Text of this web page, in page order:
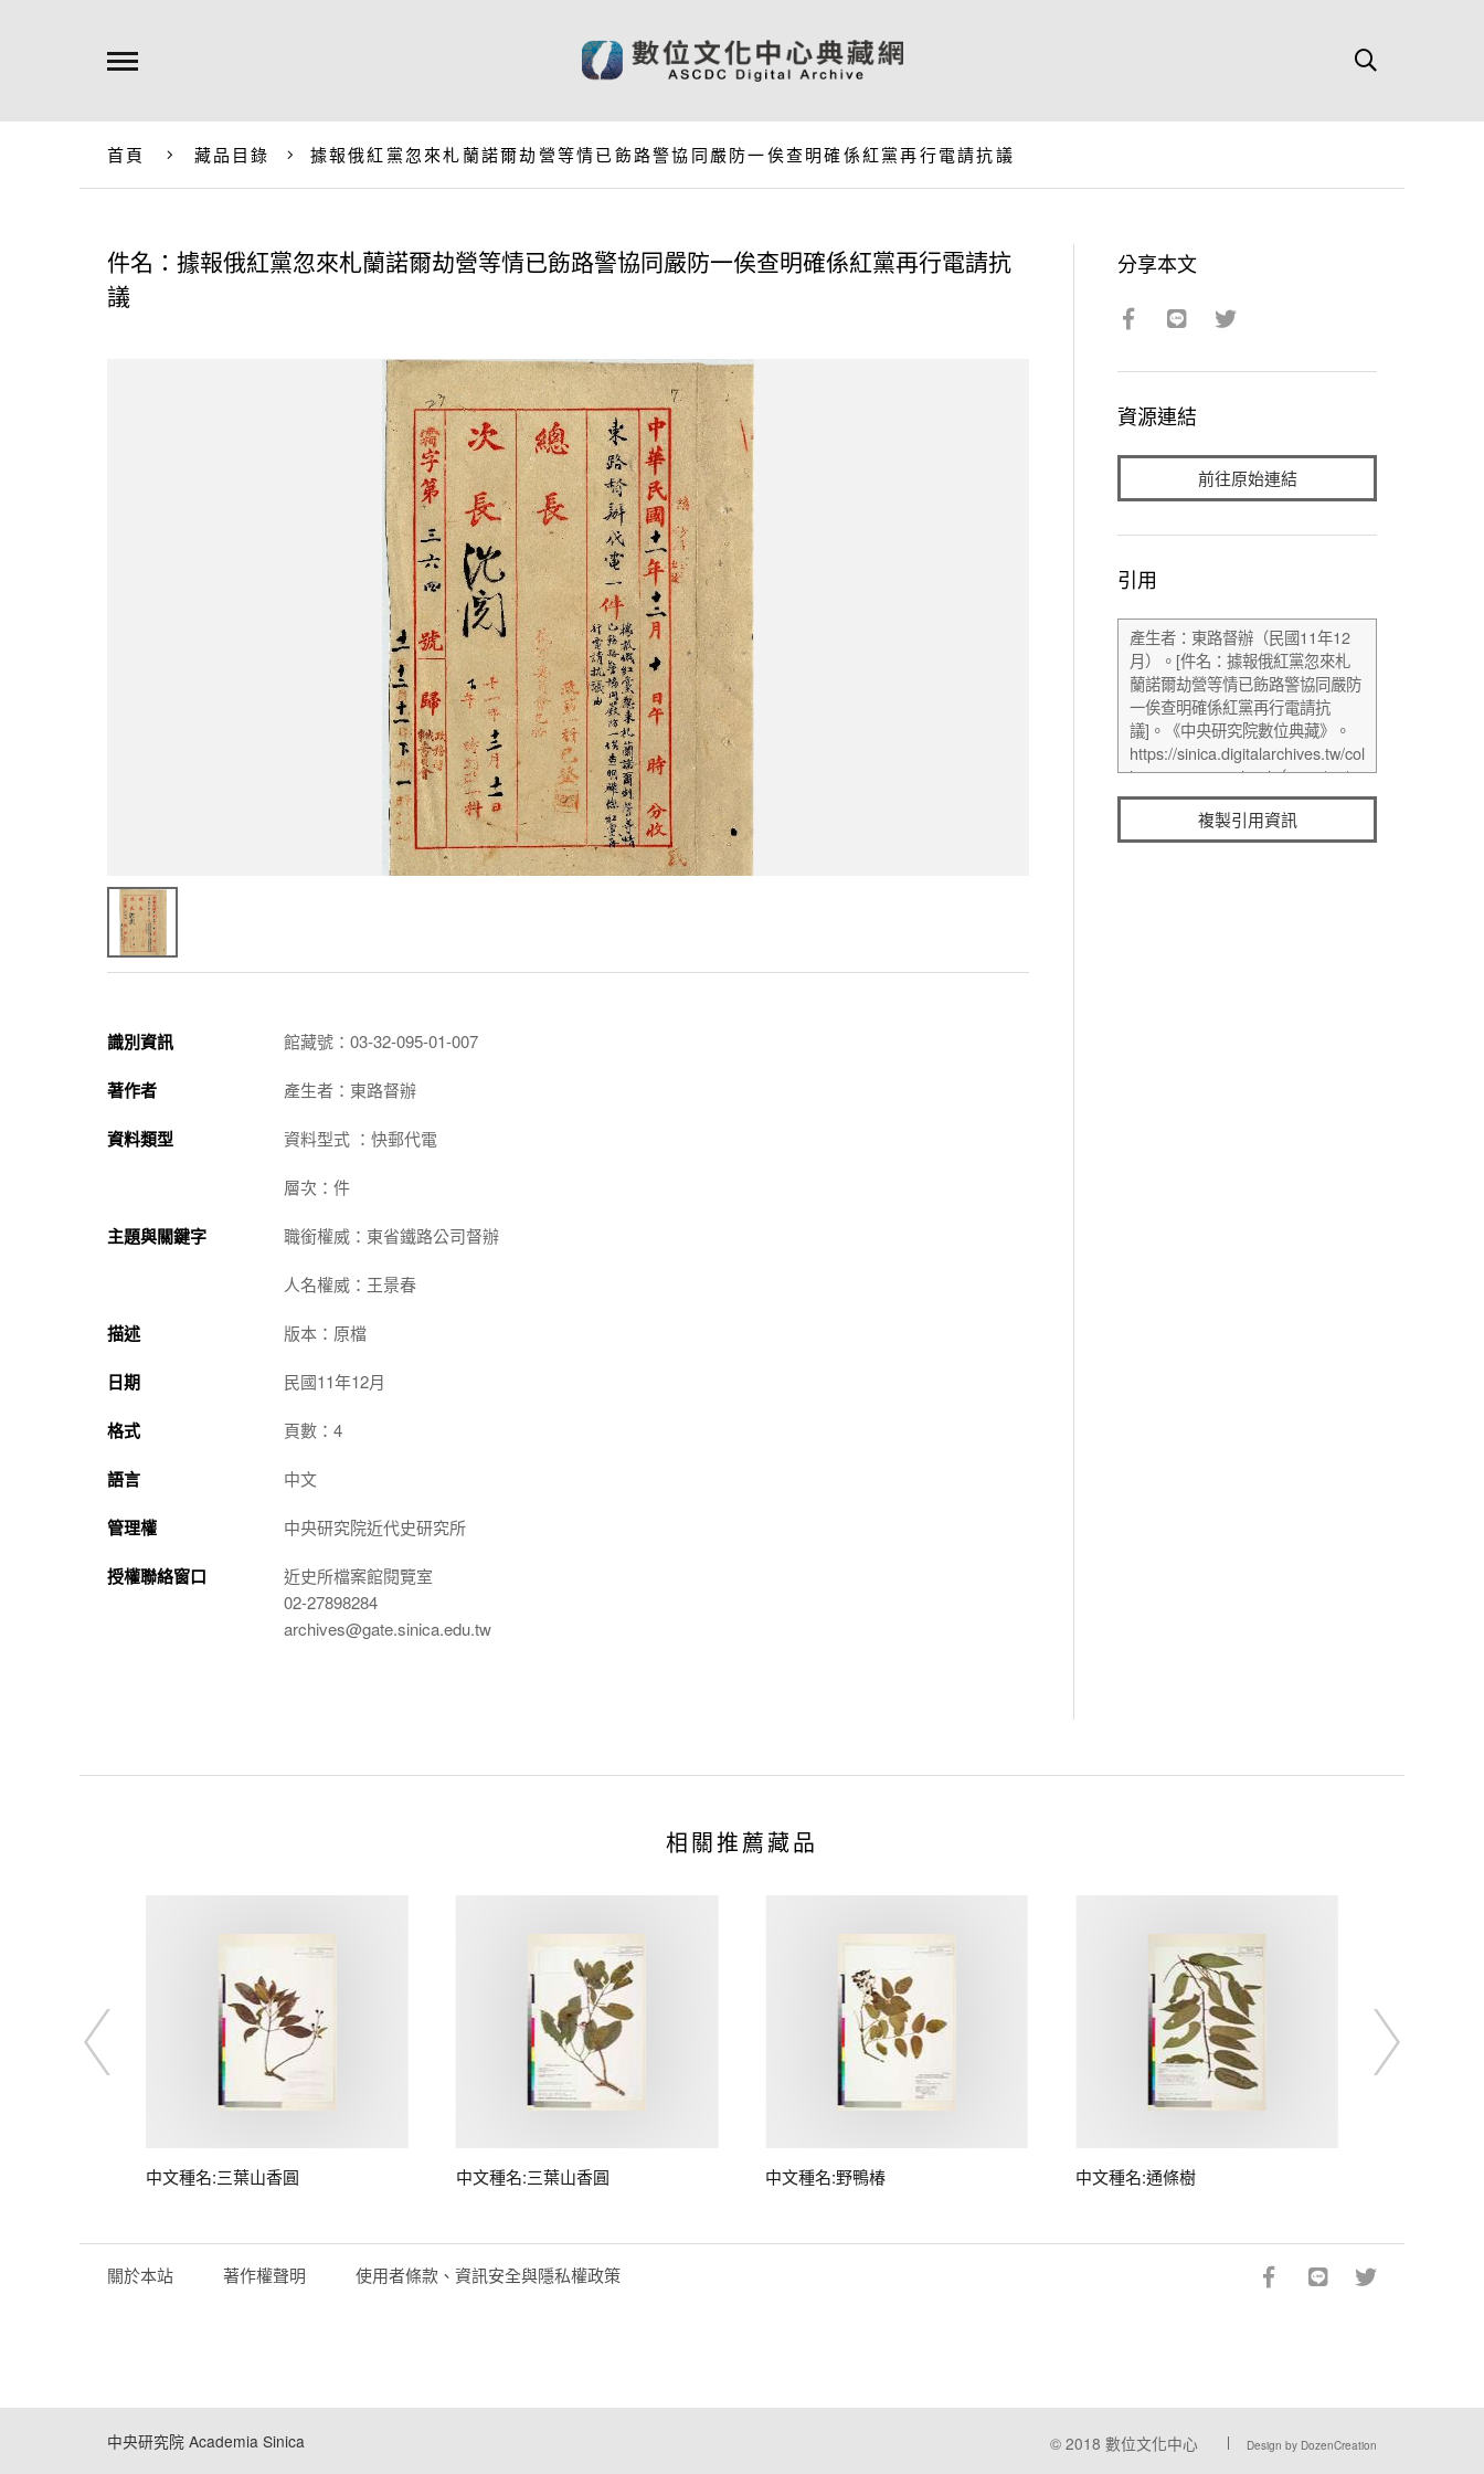
首頁 藏品目錄 據報俄紅黨忽來札蘭諾爾劫營等情已飭路警協同嚴防一俟查明確係紅黨再行電請抗議
件名：據報俄紅黨忽來札蘭諾爾劫營等情已飭路警協同嚴防一俟查明確係紅黨再行電請抗
議
識別資訊 館藏號：03-32-095-01-007
著作者 產生者：東路督辦
資料類型 資料型式 ：快郵代電
層次：件
主題與關鍵字 職銜權威：東省鐵路公司督辦
人名權威：王景春
描述 版本：原檔
日期 民國11年12月
格式 頁數：4
語言 中文
管理權 中央研究院近代史研究所
授權聯絡窗口
近史所檔案館閱覽室
02-27898284
archives@gate.sinica.edu.tw
分享本文
資源連結
前往原始連結
引用
複製引用資訊
相關推薦藏品
中文種名:三葉山香圓 中文種名:三葉山香圓 中文種名:野鴨椿 中文種名:通條樹
關於本站 著作權聲明 使用者條款、資訊安全與隱私權政策
中央研究院 Academia Sinica © 2018 數位文化中心 Design by DozenCreation